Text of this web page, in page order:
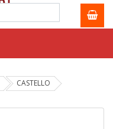
CASTELLO